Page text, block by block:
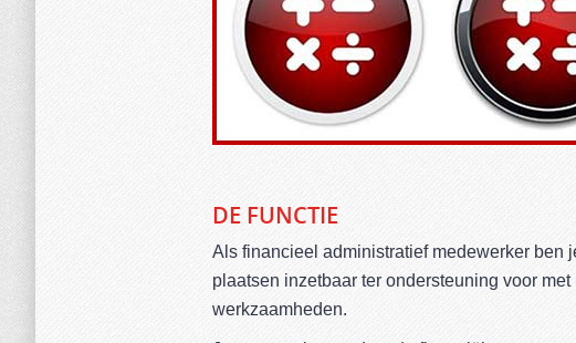
DE FUNCTIE
Als financieel administratief medewerker ben
plaatsen inzetbaar ter ondersteuning voor
werkzaamheden.